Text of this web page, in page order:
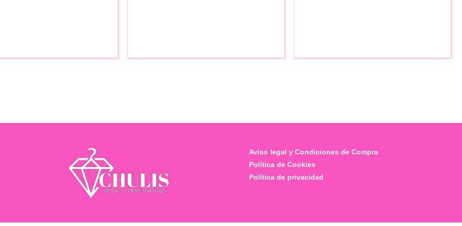
Aviso legal y Condiciones de Compra
Política de Cookies
Política de privacidad